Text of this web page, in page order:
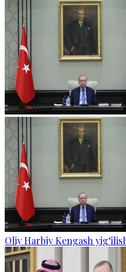
Oliy Harbiy Kengash